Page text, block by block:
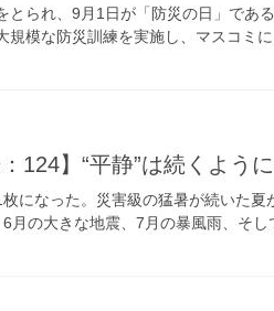
られ、9月1日が「防災の日」であ
規模な防災訓練を実施し、マスコミ
124】“平静”は続くよう
になった。災害級の猛暑が続いた
月の大きな地震、7月の暴風雨、そ